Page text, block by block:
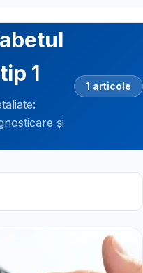
1
și
1 articole